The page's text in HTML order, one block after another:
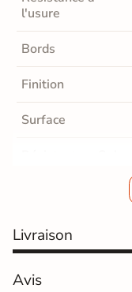
l'usure
Bords
Finition
Surface
Choix
Pose
Livraison
Avis